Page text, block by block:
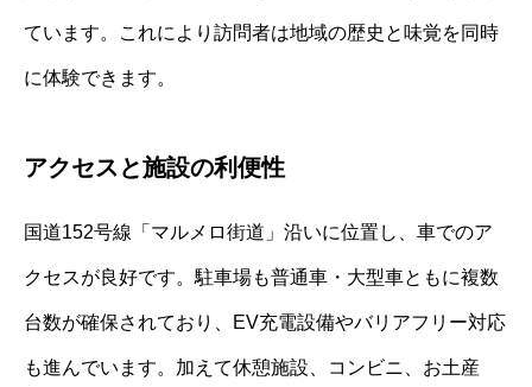
ています。これにより訪問者は地域の歴史と味覚を同時
に体験できます。
アクセスと施設の利便性
国道152号線「マルメロ街道」沿いに位置し、車でのア
クセスが良好です。駐車場も普通車・大型車ともに複数
台数が確保されており、EV充電設備やバリアフリー対応
も進んでいます。加えて休憩施設、コンビニ、お土産